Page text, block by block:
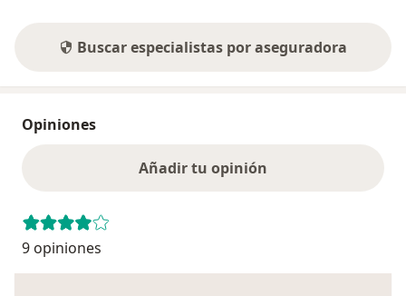
Buscar especialistas por aseguradora
Opiniones
Añadir tu opinión
9 opiniones